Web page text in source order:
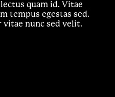
quam id. Vitae
tempus egestas sed.
nunc sed velit.